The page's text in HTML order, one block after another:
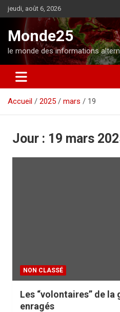
l
o
t
jeudi, août 6, 2026
Monde25
le monde des informations
Accueil 2025 mars 19
Jour : 19 mars
NON CLASSÉ
Les “volontaires” de
enragés